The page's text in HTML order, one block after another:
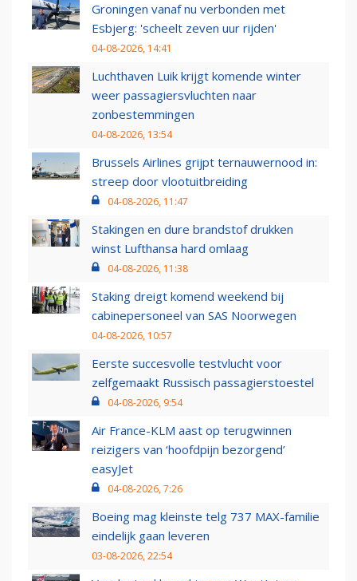
Groningen vanaf nu verbonden met
Esbjerg: 'scheelt zeven uur rijden'
04-08-2026, 14:41
Luchthaven Luik krijgt komende winter
weer passagiersvluchten naar
zonbestemmingen
04-08-2026, 13:54
Brussels Airlines grijpt ternauwernood in:
streep door vlootuitbreiding
04-08-2026, 11:47
Stakingen en dure brandstof drukken
winst Lufthansa hard omlaag
04-08-2026, 11:38
Staking dreigt komend weekend bij
cabinepersoneel van SAS Noorwegen
04-08-2026, 10:57
Eerste succesvolle testvlucht voor
zelfgemaakt Russisch passagierstoestel
04-08-2026, 9:54
Air France-KLM aast op terugwinnen
reizigers van ‘hoofdpijn bezorgend’
easyJet
04-08-2026, 7:26
Boeing mag kleinste telg 737 MAX-familie
eindelijk gaan leveren
03-08-2026, 22:54